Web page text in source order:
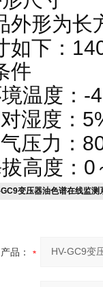
外形为长
如下：
件
温度： -
湿度：
压力：
高度： 0
GC9变压器油色谱在线监测
产品：